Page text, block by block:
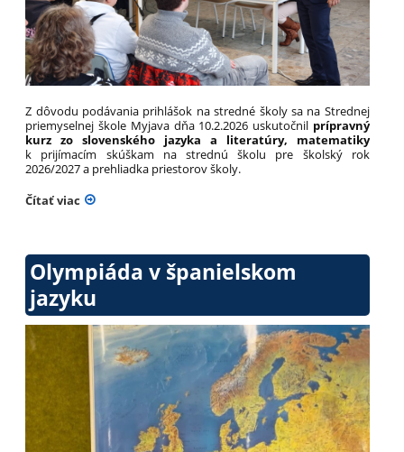
Z dôvodu podávania prihlášok na stredné školy sa na Strednej
priemyselnej škole Myjava dňa 10.2.2026 uskutočnil prípravný
kurz zo slovenského jazyka a literatúry, matematiky
k prijímacím skúškam na strednú školu pre školský rok
2026/2027 a prehliadka priestorov školy.
Čítať viac
Olympiáda v španielskom
jazyku